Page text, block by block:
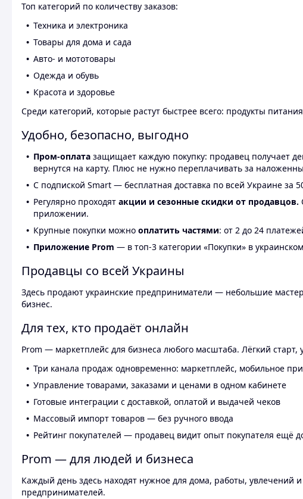
Топ категорий по количеству заказов:
Техника и электроника
Товары для дома и сада
Авто- и мототовары
Одежда и обувь
Красота и здоровье
Среди категорий, которые растут быстрее всего: продукты
Удобно, безопасно, выгодно
Пром-оплата защищает каждую покупку: продавец получает
вернутся на карту. Плюс не нужно переплачивать за
С подпиской Smart — бесплатная доставка по всей Украине за
Регулярно проходят акции и сезонные скидки от продавцов.
приложении.
Крупные покупки можно оплатить частями: от 2 до 24
Приложение Prom — в топ-3 категории «Покупки» в
Продавцы со всей Украины
Здесь продают украинские предприниматели — небольшие
бизнес.
Для тех, кто продаёт онлайн
Prom — маркетплейс для бизнеса любого масштаба. Лёгкий
Три канала продаж одновременно: маркетплейс, мобильное
Управление товарами, заказами и ценами в одном кабинете
Готовые интеграции с доставкой, оплатой и выдачей чеков
Массовый импорт товаров — без ручного ввода
Рейтинг покупателей — продавец видит опыт покупателя ещё
Prom — для людей и бизнеса
Каждый день здесь находят нужное для дома, работы,
предпринимателей.